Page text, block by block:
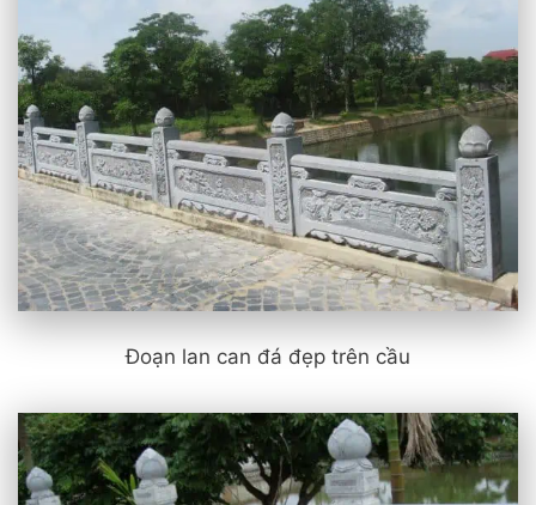
Đoạn lan can đá đẹp trên cầu